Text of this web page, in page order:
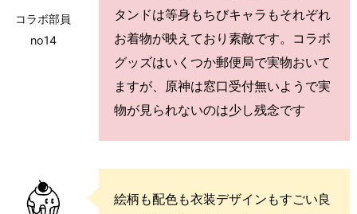
コラボ部員
no14
タンドは等身もちびキャラもそれぞれ
お着物が映えており素敵です。コラボ
グッズはいくつか郵便局で実物おいて
ますが、原神は窓口受付無いようで実
物が見られないのは少し残念です
絵柄も配色も衣装デザインもすごい良